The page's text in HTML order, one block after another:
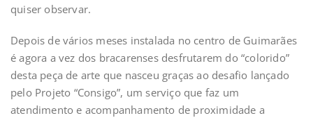
quiser observar.
Depois de vários meses instalada no centro de Guimarães
é agora a vez dos bracarenses desfrutarem do “colorido”
desta peça de arte que nasceu graças ao desafio lançado
pelo Projeto “Consigo”, um serviço que faz um
atendimento e acompanhamento de proximidade a